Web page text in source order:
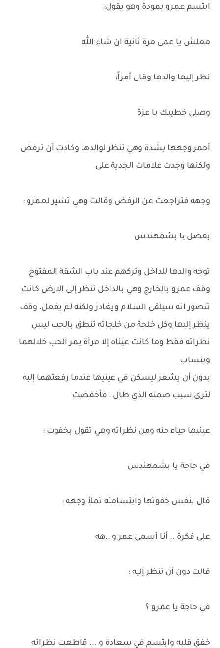
ابتسم عمرو بمودة وهو يقول:
معلش يا عمى مرة ثانية ان شاء الله
نظر إليها والدها وقال أمراً:
وصلى خطيبك يا عزة
أحمر وجهها بشدة وهي تنظر لوالدها وكادت أن ترفض
ولكنها وجدت علامات الجدية على
وجهه فتراجعت عن الرفض وقالت وهي تشير لعمرو :
بفضل یا بشمهندس
توجه والدها للداخل وتركهم عند باب الشقة المفتوح,
وقف عمرو بالخارج وهي بالداخل تنظر إلى الارض كانت
تتصور انه سيلقى السلام ويغادر ولكنه لم يفعل، وقف
ينظر إليها وكل خلجة من خلجاته تنطق بالحب ليس
نظراته فقط وما كانت عيناه إلا مرأة يمر الحب خلالهما
وينساب
بدون أن يشعر ليسكن في عينيها عندما رفعتهما إليه
لترى سبب صمته الذي طال ، فأخفضت
عينيها حياء منه ومن نظراته وهي تقول بخفوت :
في حاجة يا بشمهندس
قال بنفس خفوتها وابتسامته تملأ وجهه :
على فكرة .. أنا أسمى عمر و ..هه
قالت دون أن تنظر إليه :
في حاجة يا عمرو ؟
خفق قلبه وابتسم في سعادة و ... قاطعت نظراته